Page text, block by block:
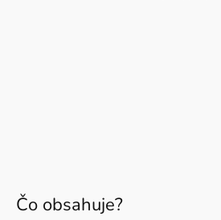
Čo obsahuje?